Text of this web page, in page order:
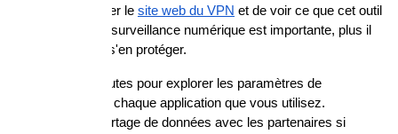
judicieux de visiter le site web du VPN et de voir ce que cet outil
propose. Plus la surveillance numérique est importante, plus il
est essentiel de s'en protéger.
Prenez cinq minutes pour explorer les paramètres de
confidentialité de chaque application que vous utilisez.
Désactivez le partage de données avec les partenaires si